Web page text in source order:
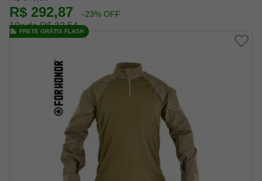
R$ 292,87 -23% OFF
10x de R$ 32,54
FRETE GRÁTIS FLASH